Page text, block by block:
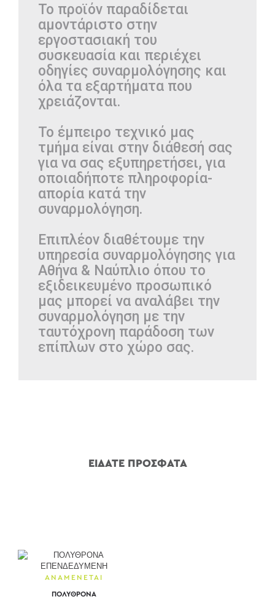
Το προϊόν παραδίδεται
αμοντάριστο στην
εργοστασιακή του
συσκευασία και περιέχει
οδηγίες συναρμολόγησης και
όλα τα εξαρτήματα που
χρειάζονται.
Το έμπειρο τεχνικό μας
τμήμα είναι στην διάθεσή σας
για να σας εξυπηρετήσει, για
οποιαδήποτε πληροφορία-
απορία κατά την
συναρμολόγηση.
Επιπλέον διαθέτουμε την
υπηρεσία συναρμολόγησης για
Αθήνα & Ναύπλιο όπου το
εξιδεικευμένο προσωπικό
μας μπορεί να αναλάβει την
συναρμολόγηση με την
ταυτόχρονη παράδοση των
επίπλων στο χώρο σας.
ΕΙΔΑΤΕ ΠΡΟΣΦΑΤΑ
ΑΝΑΜΕΝΕΤΑΙ
ΠΟΛΥΘΡΟΝΑ